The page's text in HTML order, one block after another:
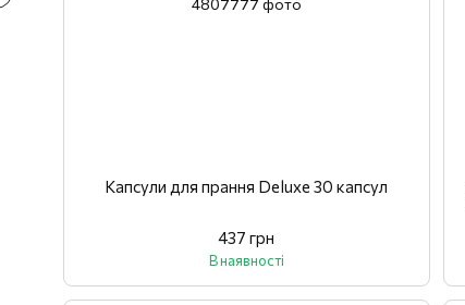
Капсули для прання Deluxe 30 капсул
437 грн
В наявності